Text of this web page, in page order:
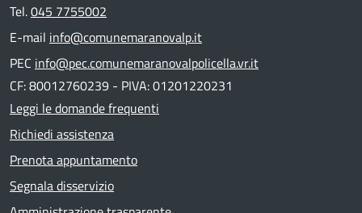
Tel.045 7755002
E-mail info@comunemaranovalp.it
PEC info@pec.comunemaranovalpolicella.vr.it
CF: 80012760239 - PIVA: 01201220231
Leggi le domande frequenti
Richiedi assistenza
Prenota appuntamento
Segnala disservizio